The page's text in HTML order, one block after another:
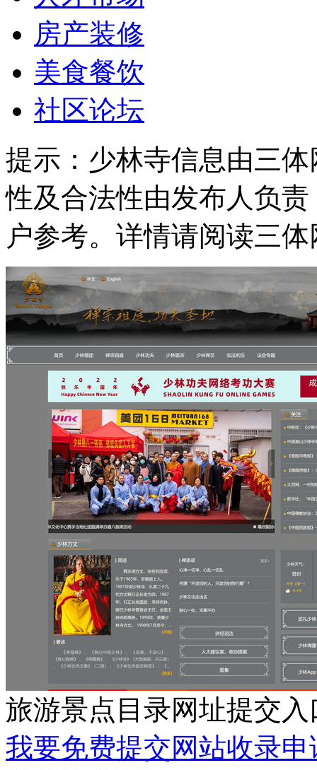
房产装修
美食餐饮
社区论坛
提示： 少林寺信息由三
性及合法性由发布人负
户参考。详情请阅读三
旅游景点目录网址提交入
我要免费提交网站收录申